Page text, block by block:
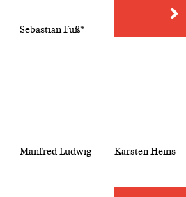
Sebastian Fuß*
Manfred Ludwig Karsten Heins